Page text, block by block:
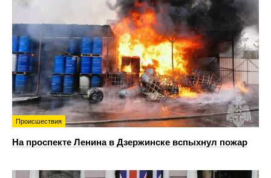
Происшествия
На проспекте Ленина в Дзержинске вспыхнул пожар